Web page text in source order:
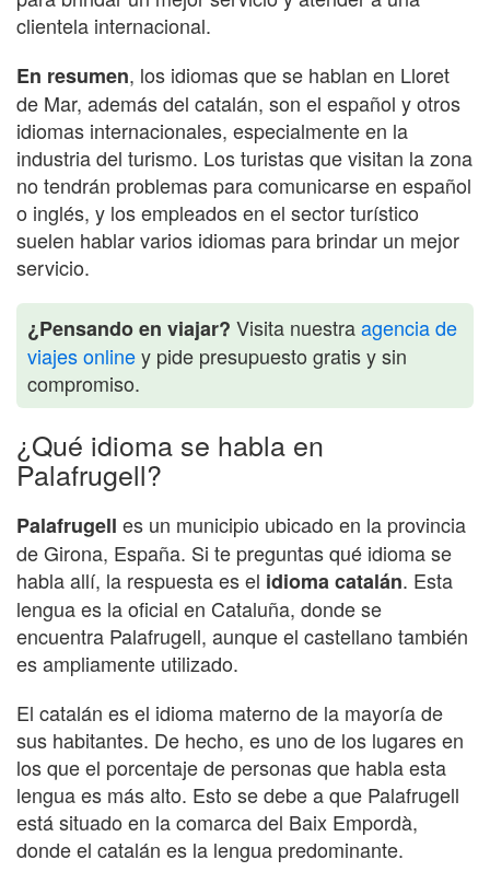
clientela internacional.
En resumen, los idiomas que se hablan en Lloret
de Mar, además del catalán, son el español y otros
idiomas internacionales, especialmente en la
industria del turismo. Los turistas que visitan la zona
no tendrán problemas para comunicarse en español
o inglés, y los empleados en el sector turístico
suelen hablar varios idiomas para brindar un mejor
servicio.
¿Pensando en viajar? Visita nuestraagencia de
viajes onliney pide presupuesto gratis y sin
compromiso.
¿Qué idioma se habla en
Palafrugell?
Palafrugell es un municipio ubicado en la provincia
de Girona, España. Si te preguntas qué idioma se
habla allí, la respuesta es el idioma catalán. Esta
lengua es la oficial en Cataluña, donde se
encuentra Palafrugell, aunque el castellano también
es ampliamente utilizado.
El catalán es el idioma materno de la mayoría de
sus habitantes. De hecho, es uno de los lugares en
los que el porcentaje de personas que habla esta
lengua es más alto. Esto se debe a que Palafrugell
está situado en la comarca del Baix Empordà,
donde el catalán es la lengua predominante.